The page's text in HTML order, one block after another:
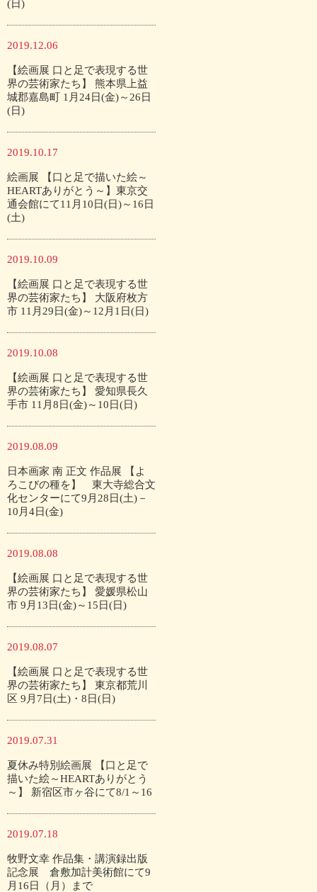
(日)
2019.12.06
【絵画展 口と足で表現する世
界の芸術家たち】 熊本県上益
城郡嘉島町 1月24日(金)～26日
(日)
2019.10.17
絵画展 【口と足で描いた絵～
HEARTありがとう～】東京交
通会館にて11月10日(日)～16日
(土)
2019.10.09
【絵画展 口と足で表現する世
界の芸術家たち】 大阪府枚方
市 11月29日(金)～12月1日(日)
2019.10.08
【絵画展 口と足で表現する世
界の芸術家たち】 愛知県長久
手市 11月8日(金)～10日(日)
2019.08.09
日本画家 南 正文 作品展 【よ
ろこびの種を】 東大寺総合文
化センターにて9月28日(土)－
10月4日(金)
2019.08.08
【絵画展 口と足で表現する世
界の芸術家たち】 愛媛県松山
市 9月13日(金)～15日(日)
2019.08.07
【絵画展 口と足で表現する世
界の芸術家たち】 東京都荒川
区 9月7日(土)・8日(日)
2019.07.31
夏休み特別絵画展 【口と足で
描いた絵～HEARTありがとう
～】 新宿区市ヶ谷にて8/1～16
2019.07.18
牧野文幸 作品集・講演録出版
記念展 倉敷加計美術館にて9
月16日（月）まで